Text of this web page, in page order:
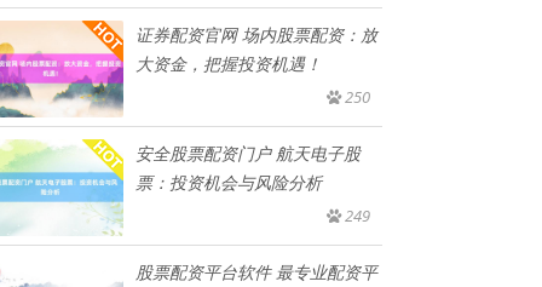
证券配资官网 场内股票配资：放
大资金，把握投资机遇！
250
安全股票配资门户 航天电子股
票：投资机会与风险分析
249
股票配资平台软件 最专业配资平